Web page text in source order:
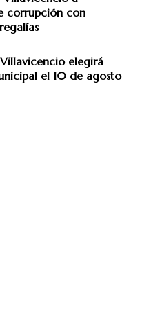
corrupción con
elegirá
el 10 de agosto